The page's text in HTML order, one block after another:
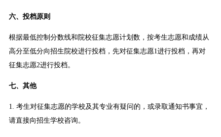
六、投档原则
根据最低控制分数线和院校征集志愿计划数，按考生志愿和成绩从
高分至低分向招生院校进行投档，先对征集志愿1进行投档，再对
征集志愿2进行投档。
七、其他
1. 考生对征集志愿的学校及其专业有疑问的，或录取通知书事宜，
请直接向招生学校咨询。